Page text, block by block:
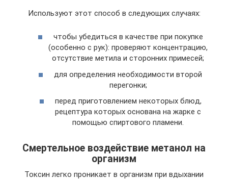
Используют этот способ в следующих случаях:
чтобы убедиться в качестве при покупке
(особенно с рук): проверяют концентрацию,
отсутствие метила и сторонних примесей;
для определения необходимости второй
перегонки;
перед приготовлением некоторых блюд,
рецептура которых основана на жарке с
помощью спиртового пламени.
Смертельное воздействие метанол на
организм
Токсин легко проникает в организм при вдыхании